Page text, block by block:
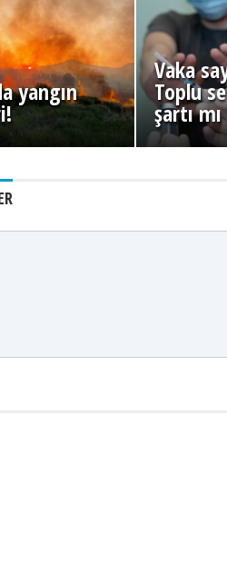
yangın
Vaka
Toplu
şartı